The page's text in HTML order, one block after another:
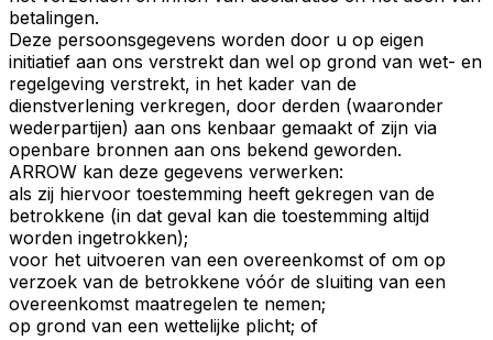
betalingen.
Deze persoonsgegevens worden door u op eigen
initiatief aan ons verstrekt dan wel op grond van wet- en
regelgeving verstrekt, in het kader van de
dienstverlening verkregen, door derden (waaronder
wederpartijen) aan ons kenbaar gemaakt of zijn via
openbare bronnen aan ons bekend geworden.
ARROW kan deze gegevens verwerken:
als zij hiervoor toestemming heeft gekregen van de
betrokkene (in dat geval kan die toestemming altijd
worden ingetrokken);
voor het uitvoeren van een overeenkomst of om op
verzoek van de betrokkene vóór de sluiting van een
overeenkomst maatregelen te nemen;
op grond van een wettelijke plicht; of